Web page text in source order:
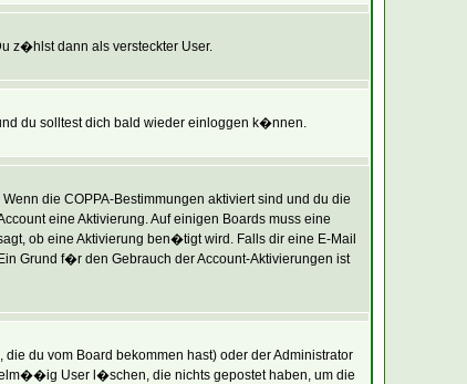
z�hlst dann als versteckter User.
du solltest dich bald wieder einloggen k�nnen.
die COPPA-Bestimmungen aktiviert sind und du die
eine Aktivierung. Auf einigen Boards muss eine
ob eine Aktivierung ben�tigt wird. Falls dir eine E-Mail
Grund f�r den Gebrauch der Account-Aktivierungen ist
du vom Board bekommen hast) oder der Administrator
User l�schen, die nichts gepostet haben, um die